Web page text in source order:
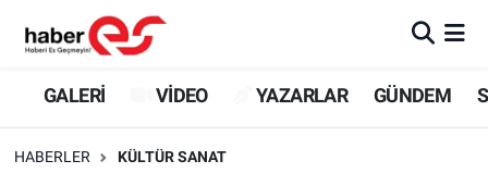
GALERİ VİDEO YAZARLAR GÜNDEM
HABERLER KÜLTÜR SANAT
GALERİ
Eskişehir Nöbetçi Eczaneler